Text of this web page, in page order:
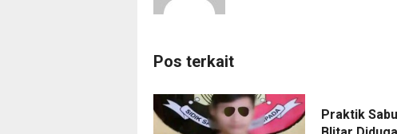
Pos terkait
Praktik